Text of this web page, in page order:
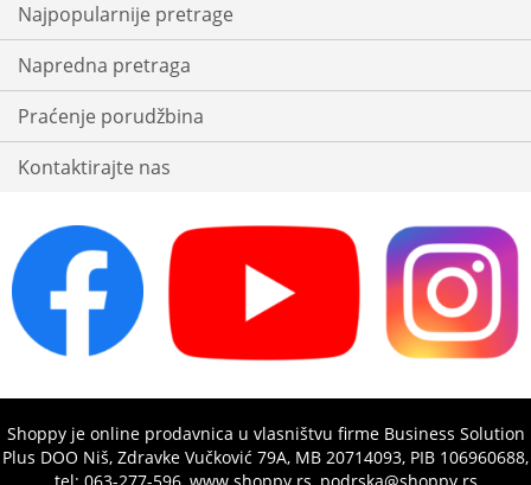
Najpopularnije pretrage
Napredna pretraga
Praćenje porudžbina
Kontaktirajte nas
Shoppy je online prodavnica u vlasništvu firme Business Solution
Plus DOO Niš, Zdravke Vučković 79A, MB 20714093, PIB 106960688,